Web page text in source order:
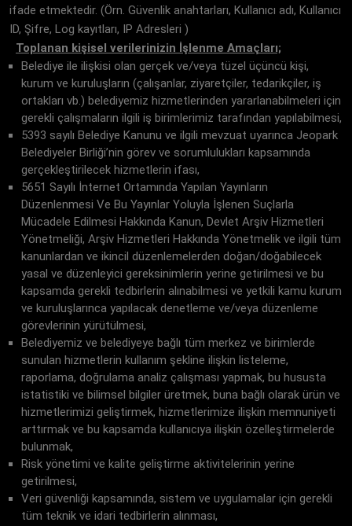
ifade etmektedir. (Örn. Güvenlik anahtarları, Kullanıcı adı, Kullanıcı
ID, Şifre, Log kayıtları, IP Adresleri )
Toplanan kişisel verilerinizin İşlenme Amaçları;
Belediye ile ilişkisi olan gerçek ve/veya tüzel üçüncü kişi,
kurum ve kuruluşların (çalışanlar, ziyaretçiler, tedarikçiler, iş
ortakları vb.) belediyemiz hizmetlerinden yararlanabilmeleri için
gerekli çalışmaların ilgili iş birimlerimiz tarafından yapılabilmesi,
5393 sayılı Belediye Kanunu ve ilgili mevzuat uyarınca Jeopark
Belediyeler Birliği’nin görev ve sorumlulukları kapsamında
gerçekleştirilecek hizmetlerin ifası,
5651 Sayılı İnternet Ortamında Yapılan Yayınların
Düzenlenmesi Ve Bu Yayınlar Yoluyla İşlenen Suçlarla
Mücadele Edilmesi Hakkında Kanun, Devlet Arşiv Hizmetleri
Yönetmeliği, Arşiv Hizmetleri Hakkında Yönetmelik ve ilgili tüm
kanunlardan ve ikincil düzenlemelerden doğan/doğabilecek
yasal ve düzenleyici gereksinimlerin yerine getirilmesi ve bu
kapsamda gerekli tedbirlerin alınabilmesi ve yetkili kamu kurum
ve kuruluşlarınca yapılacak denetleme ve/veya düzenleme
görevlerinin yürütülmesi,
Belediyemiz ve belediyeye bağlı tüm merkez ve birimlerde
sunulan hizmetlerin kullanım şekline ilişkin listeleme,
raporlama, doğrulama analiz çalışması yapmak, bu hususta
istatistiki ve bilimsel bilgiler üretmek, buna bağlı olarak ürün ve
hizmetlerimizi geliştirmek, hizmetlerimize ilişkin memnuniyeti
arttırmak ve bu kapsamda kullanıcıya ilişkin özelleştirmelerde
bulunmak,
Risk yönetimi ve kalite geliştirme aktivitelerinin yerine
getirilmesi,
Veri güvenliği kapsamında, sistem ve uygulamalar için gerekli
tüm teknik ve idari tedbirlerin alınması,